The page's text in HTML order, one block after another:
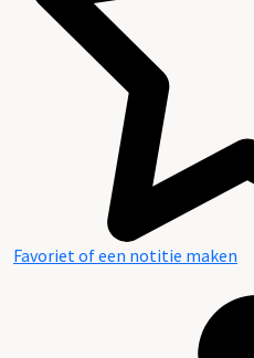
Favoriet of een notitie maken